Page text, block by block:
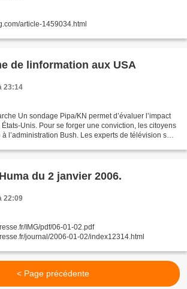
article-1459034.html
de linformation aux USA
23:14
Un sondage Pipa/KN permet d’évaluer l’impact
Unis. Pour se forger une conviction, les citoyens
à l’administration Bush. Les experts de télévision se
du 2 janvier 2006.
22:09
IMG/pdf/06-01-02.pdf
journal/2006-01-02/index12314.html
< Page précédente